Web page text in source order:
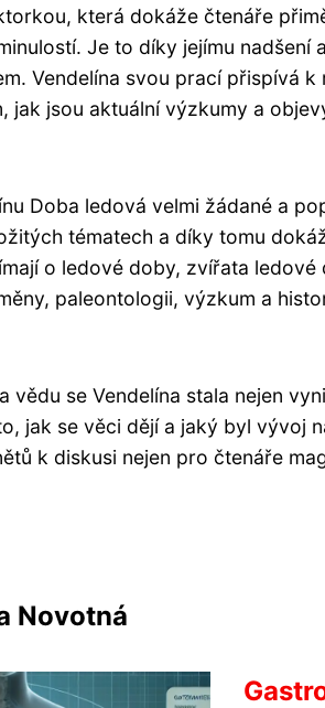
která dokáže čtenáře
Je to díky jejímu nadšení
Vendelína svou prací přispívá
jak jsou aktuální výzkumy a
Doba ledová velmi žádané a
tématech a díky tomu
o ledové doby, zvířata
paleontologii, výzkum a
vědu se Vendelína stala nejen
jak se věci dějí a jaký byl vývoj
k diskusi nejen pro čtenáře
Novotná